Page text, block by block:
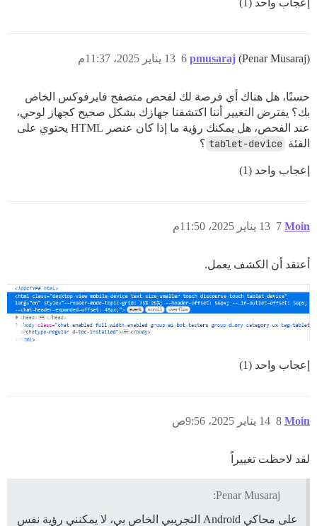
إعجاب واحد (1)
pmusaraj (Penar Musaraj) 13 يناير 2025، 11:37م 6
حسنًا، هل هناك أي فرصة لك لفحص متصفح فايرفوكس الخاص
بك؟ يفترض التغيير أننا اكتشفنا جهازك بشكل صحيح كجهاز لوحي،
عند الفحص، هل يمكنك رؤية ما إذا كان عنصر HTML يحتوي على
الفئة tablet-device ؟
إعجاب واحد (1)
Moin 13 يناير 2025، 11:50م 7
أعتقد أن الكشف يعمل.
إعجاب واحد (1)
Moin 14 يناير 2025، 9:56ص 8
لقد لاحظت تغييراً
Penar Musaraj:
على محاكي Android التجريبي الخاص بي، لا يمكنني رؤية نفس